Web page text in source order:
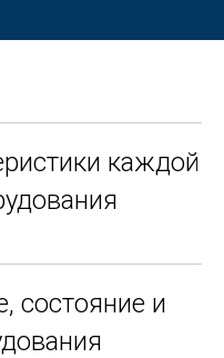
каждой
состояние и